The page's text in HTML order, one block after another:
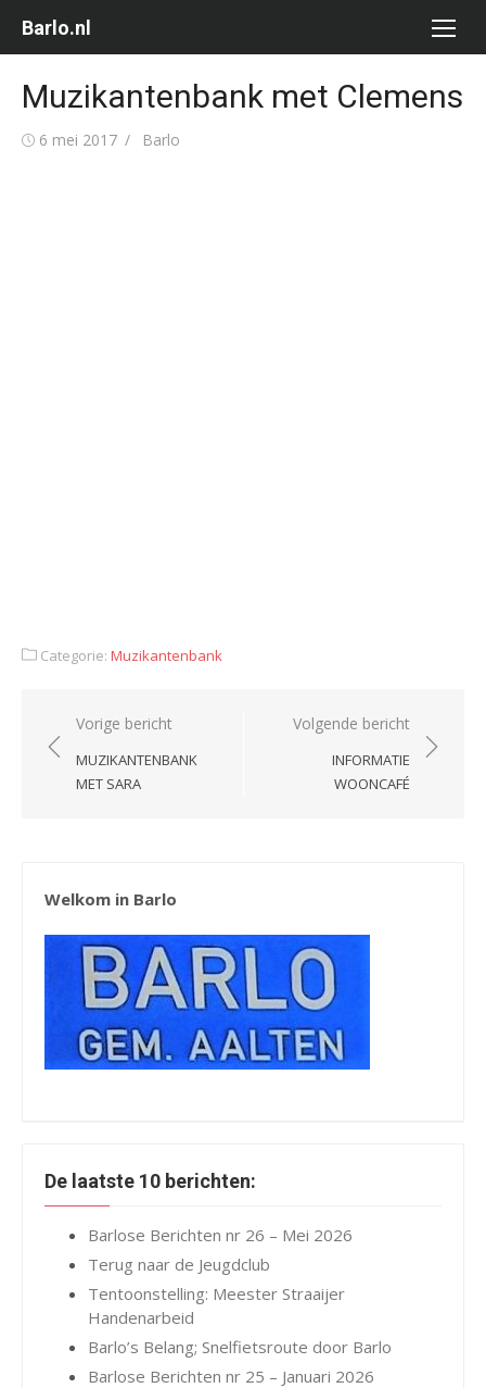
naar
inhoud
Barlo.nl
Muzikantenbank met Clemens
Gepubliceerd
6 mei 2017 Auteur
Barlo
Categorie: Muzikantenbank
Bericht
navigatie
Vorige bericht
MUZIKANTENBANK
MET SARA
Volgende bericht
INFORMATIE
WOONCAFÉ
Welkom in Barlo
De laatste 10 berichten:
Barlose Berichten nr 26 – Mei 2026
Terug naar de Jeugdclub
Tentoonstelling: Meester Straaijer
Handenarbeid
Barlo’s Belang; Snelfietsroute door Barlo
Barlose Berichten nr 25 – Januari 2026